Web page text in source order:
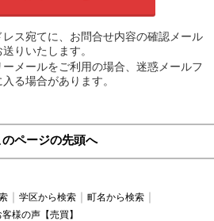
ス宛てに、お問合せ内容の確認メール
送りいたします。
メールをご利用の場合、迷惑メールフ
る場合があります。
のページの先頭へ
学区から検索
町名から検索
客様の声【売買】